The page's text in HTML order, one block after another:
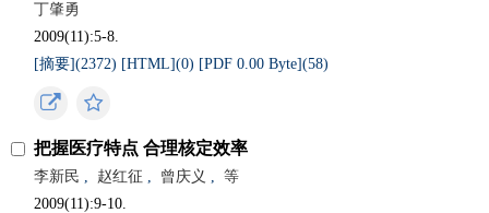
丁肇勇
2009(11):5-8.
[摘要](2372) [HTML](0) [PDF 0.00 Byte](58)
把握医疗特点 合理核定效率
李新民 , 赵红征 , 曾庆义 ,
等
2009(11):9-10.